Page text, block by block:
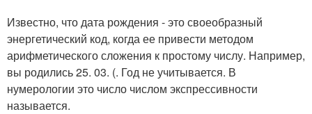
Известно, что дата рождения - это своеобразный
энергетический код, когда ее привести методом
арифметического сложения к простому числу. Например,
вы родились 25. 03. (. Год не учитывается. В
нумерологии это число числом экспрессивности
называется.